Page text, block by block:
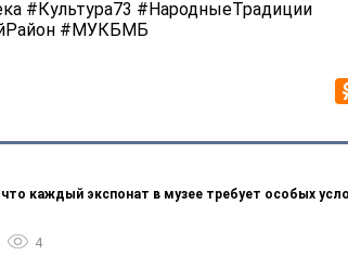
#Культура73 #НародныеТрадиции
#МУКБМБ
каждый экспонат в музее требует особых
4